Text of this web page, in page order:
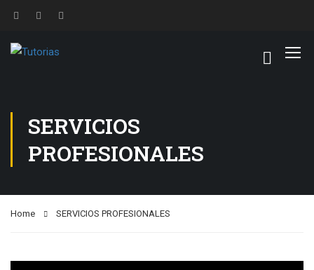
SERVICIOS
PROFESIONALES
Home SERVICIOS PROFESIONALES